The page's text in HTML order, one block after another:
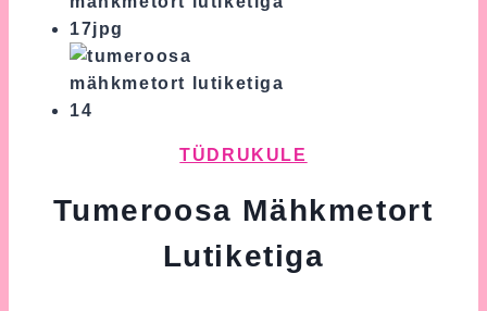
TÜDRUKULE
Tumeroosa Mähkmetort
Lutiketiga